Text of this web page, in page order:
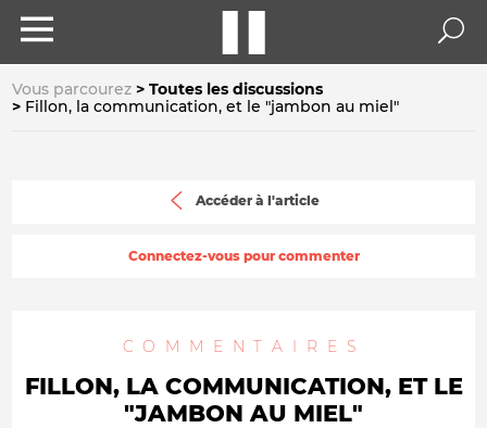
Vous parcourez
Toutes les discussions
Fillon, la communication, et le "jambon au miel"
Accéder à l'article
Connectez-vous pour commenter
COMMENTAIRES
FILLON, LA COMMUNICATION, ET LE
"JAMBON AU MIEL"